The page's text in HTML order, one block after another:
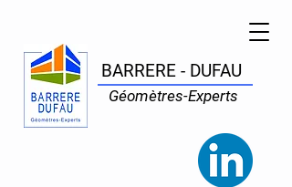
BARRERE - DUFAU
Géomètres-Experts